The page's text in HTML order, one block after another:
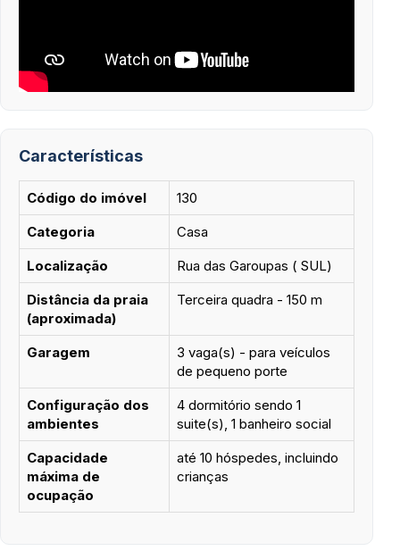
Características
Código do imóvel
130
Categoria
Casa
Localização
Rua das Garoupas ( SUL)
Distância da praia
(aproximada)
Terceira quadra - 150 m
Garagem
3 vaga(s) - para veículos
de pequeno porte
Configuração dos
ambientes
4 dormitório sendo 1
suite(s), 1 banheiro social
Capacidade
máxima de
ocupação
até 10 hóspedes, incluindo
crianças